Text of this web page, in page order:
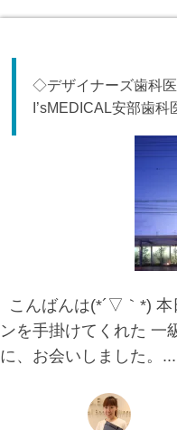
◇デザイナーズ歯科
I’sMEDICAL安部歯
こんばんは(*´▽｀*) 本
ンを手掛けてくれた 一
に、お会いしました。...